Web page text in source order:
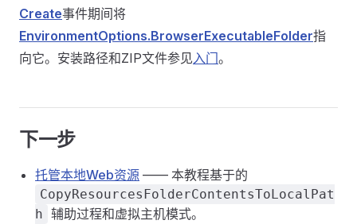
Create事件期间将
EnvironmentOptions.BrowserExecutableFolder指
向它。安装路径和ZIP文件参见 入门。
下一步
托管本地Web资源 —— 本教程基于的
CopyResourcesFolderContentsToLocalPat
h 辅助过程和虚拟主机模式。